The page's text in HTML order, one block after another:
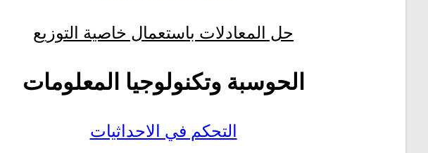
حل المعادلات باستعمال خاصية التوزيع
الحوسبة وتكنولوجيا المعلومات
التحكم في الاحداثيات